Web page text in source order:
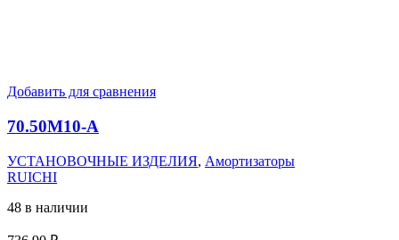
Добавить для сравнения
70.50M10-А
УСТАНОВОЧНЫЕ ИЗДЕЛИЯ, Амортизаторы
RUICHI
48 в наличии